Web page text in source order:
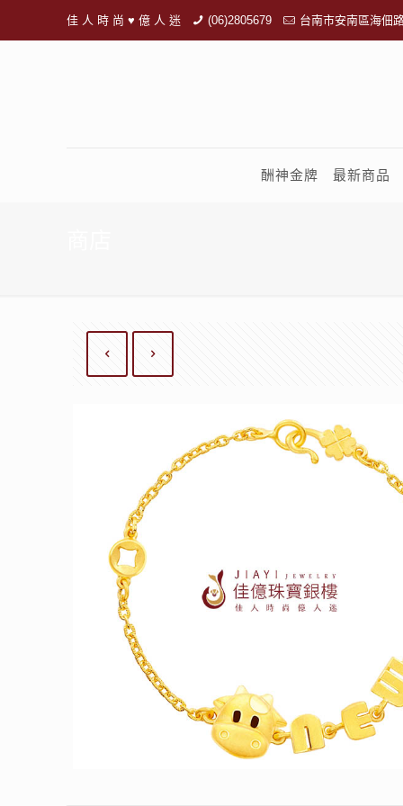
佳 人 時 尚 ♥ 億 人 迷 (06)2805679 台南市安南區海佃
酬神金牌 最新商品